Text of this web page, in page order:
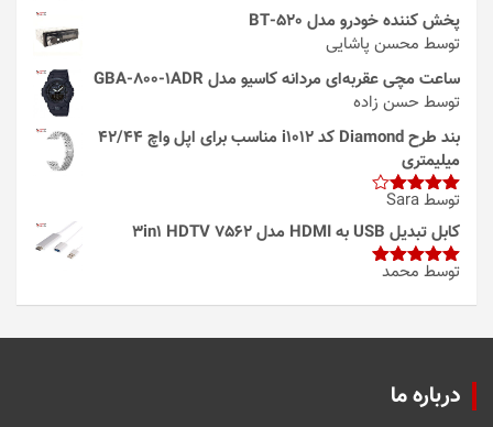
پخش کننده خودرو مدل 520-BT
توسط محسن پاشایی
ساعت مچی عقربه‌ای مردانه کاسیو مدل GBA-800-1ADR
توسط حسن زاده
بند طرح Diamond کد i1012 مناسب برای اپل واچ 42/44
میلیمتری
امتیاز4
از 5
توسط Sara
کابل تبدیل USB به HDMI مدل 3in1 HDTV 7562
امتیاز5از
توسط محمد
درباره ما